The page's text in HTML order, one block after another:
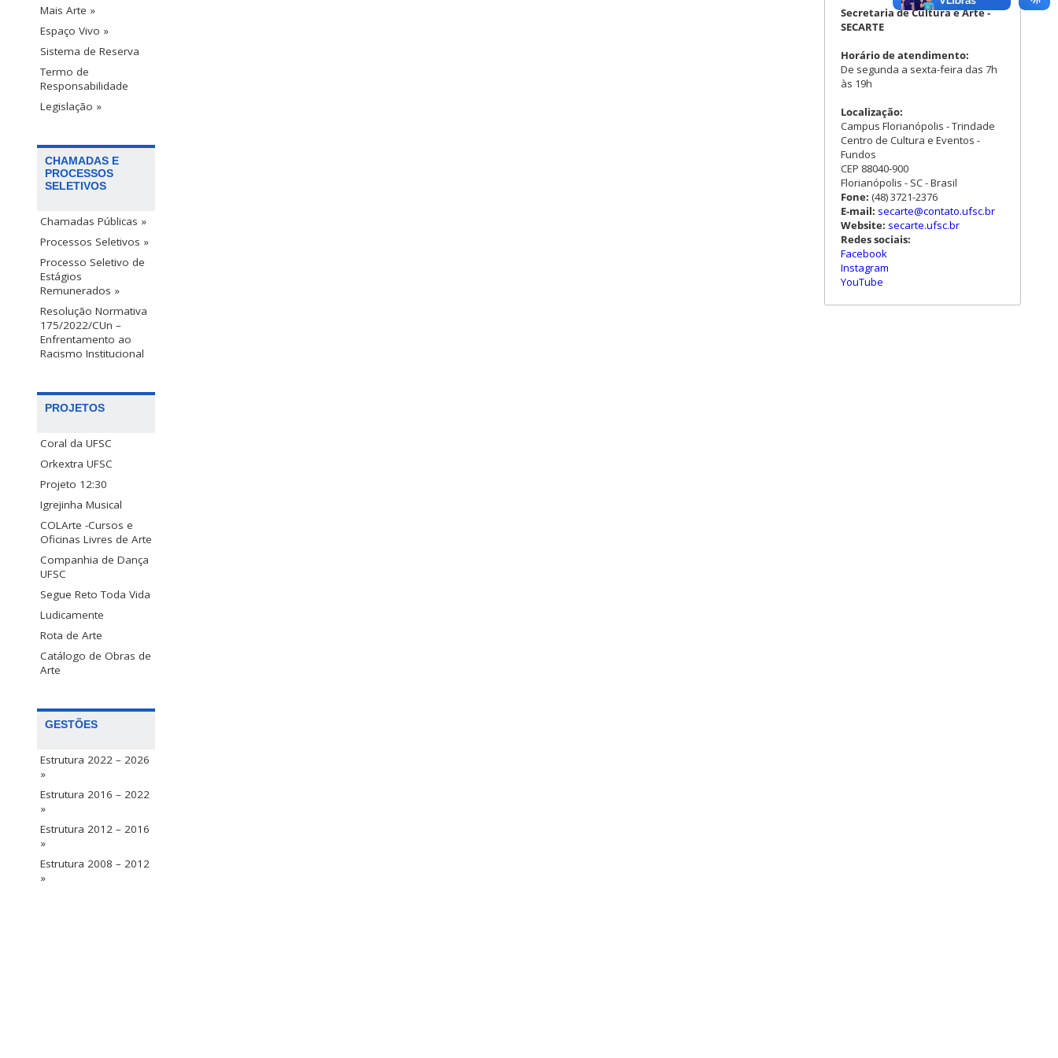
Mais Arte »
Espaço Vivo »
Sistema de Reserva
Termo de
Responsabilidade
Legislação »
CHAMADAS E
PROCESSOS
SELETIVOS
Chamadas Públicas »
Processos Seletivos »
Processo Seletivo de
Estágios
Remunerados »
Resolução Normativa
175/2022/CUn –
Enfrentamento ao
Racismo Institucional
PROJETOS
Coral da UFSC
Orkextra UFSC
Projeto 12:30
Igrejinha Musical
COLArte -Cursos e
Oficinas Livres de Arte
Companhia de Dança
UFSC
Segue Reto Toda Vida
Ludicamente
Rota de Arte
Catálogo de Obras de
Arte
GESTÕES
Estrutura 2022 – 2026
»
Estrutura 2016 – 2022
»
Estrutura 2012 – 2016
»
Estrutura 2008 – 2012
»
Secretaria de Cultura e Arte -
SECARTE
Horário de atendimento:
De segunda a sexta-feira das 7h
às 19h
Localização:
Campus Florianópolis - Trindade
Centro de Cultura e Eventos -
Fundos
CEP 88040-900
Florianópolis - SC - Brasil
Fone: (48) 3721-2376
E-mail: secarte@contato.ufsc.br
Website: secarte.ufsc.br
Redes sociais:
Facebook
Instagram
YouTube